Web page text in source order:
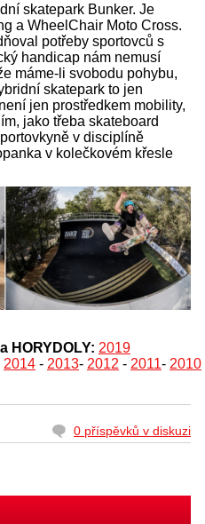
skatepark Bunker. Je
a WheelChair Moto Cross.
potřeby sportovců s
handicap nám nemusí
máme-li svobodu pohybu,
skatepark to jen
jen prostředkem mobility,
jako třeba skateboard
v disciplíně
v kolečkovém křesle
HORYDOLY: 2019
2014 - 2013- 2012 - 2011- 2010
0 příspěvků v diskuzi